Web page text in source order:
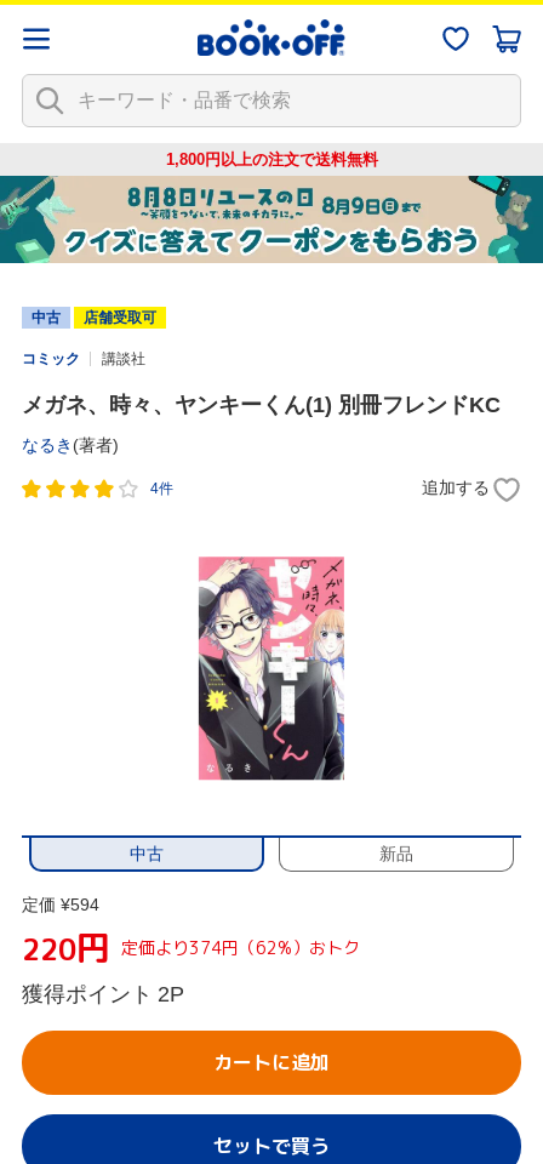
1,800円以上の注文で送料無料
中古 店舗受取可
コミック 講談社
メガネ、時々、ヤンキーくん(1) 別冊フレンドKC
なるき (著者)
4件 追加する
中古 新品
定価 ¥594
220円 定価より374円（62%）おトク
獲得ポイント 2P
カートに追加
セットで買う